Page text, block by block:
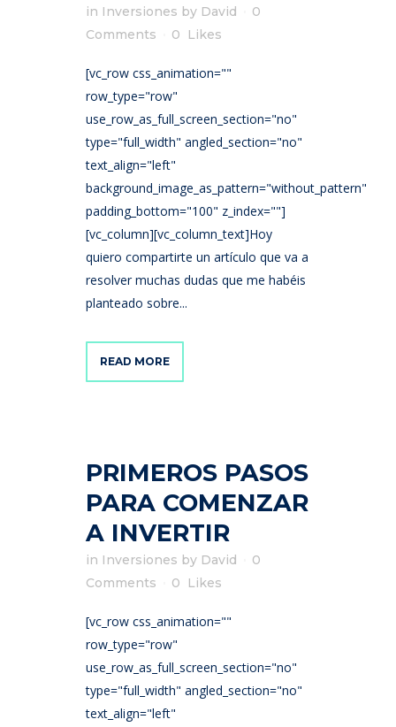
in Inversiones by David
0
Comments
0 Likes
[vc_row css_animation=""
row_type="row"
use_row_as_full_screen_section="no"
type="full_width" angled_section="no"
text_align="left"
background_image_as_pattern="without_pattern"
padding_bottom="100" z_index=""]
[vc_column][vc_column_text]Hoy
quiero compartirte un artículo que va a
resolver muchas dudas que me habéis
planteado sobre...
READ MORE
PRIMEROS PASOS
PARA COMENZAR
A INVERTIR
in Inversiones by David
0
Comments
0 Likes
[vc_row css_animation=""
row_type="row"
use_row_as_full_screen_section="no"
type="full_width" angled_section="no"
text_align="left"